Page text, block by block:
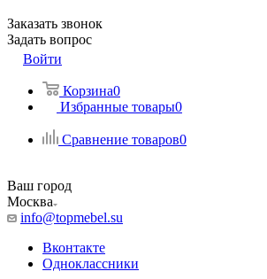
Заказать звонок
Задать вопрос
Войти
Корзина0
Избранные товары0
Сравнение товаров0
Ваш город
Москва
info@topmebel.su
Вконтакте
Одноклассники